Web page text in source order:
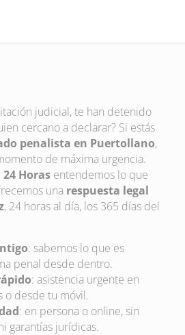
judicial, te han detenido
cercano a declarar? Si estás
penalista en Puertollano,
de máxima urgencia.
Horasentendemos lo que
una respuesta legal
, 24 horas al día, los 365 días del
: sabemos lo que es
penal desde dentro.
: asistencia urgente en
o desde tu móvil.
: en persona o online, sin
garantías jurídicas.